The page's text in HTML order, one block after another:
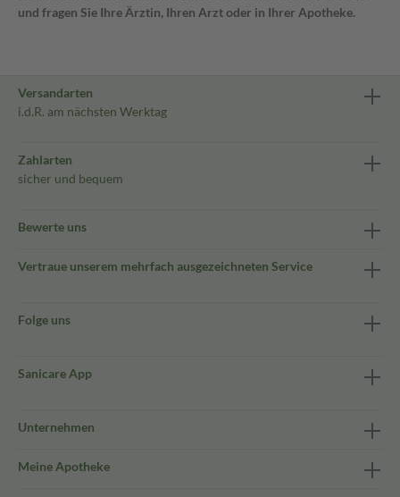
und fragen Sie Ihre Ärztin, Ihren Arzt oder in Ihrer Apotheke.
Versandarten
i.d.R. am nächsten Werktag
Zahlarten
sicher und bequem
Bewerte uns
Vertraue unserem mehrfach ausgezeichneten Service
Folge uns
Sanicare App
Unternehmen
Meine Apotheke